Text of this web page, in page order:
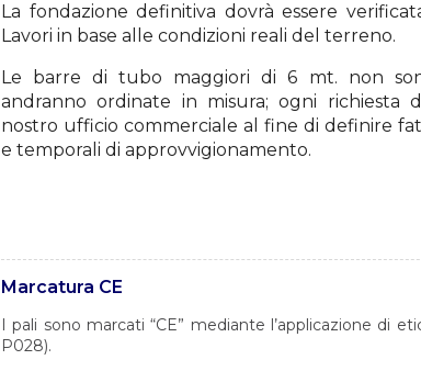
La fondazione definitiva dovrà essere
Lavori in base alle condizioni reali del terreno.
Le barre di tubo maggiori di 6 mt. non
andranno ordinate in misura; ogni richiesta
nostro ufficio commerciale al fine di definire
e temporali di approvvigionamento.
Marcatura CE
I pali sono marcati “CE” mediante l’applicazione di
P028).